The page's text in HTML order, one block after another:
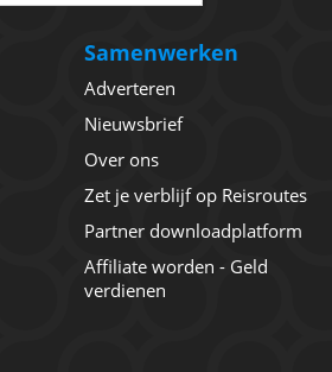
Samenwerken
Adverteren
Nieuwsbrief
Over ons
Zet je verblijf op Reisroutes
Partner downloadplatform
Affiliate worden - Geld
verdienen